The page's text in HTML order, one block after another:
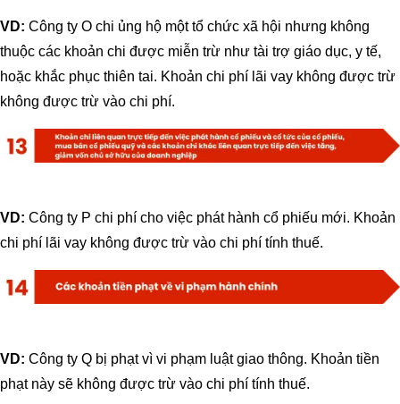
VD: Công ty O chi ủng hộ một tổ chức xã hội nhưng không
thuộc các khoản chi được miễn trừ như tài trợ giáo dục, y tế,
hoặc khắc phục thiên tai. Khoản chi phí lãi vay không được trừ
không được trừ vào chi phí.
VD: Công ty P chi phí cho việc phát hành cổ phiếu mới. Khoản
chi phí lãi vay không được trừ vào chi phí tính thuế.
VD: Công ty Q bị phạt vì vi phạm luật giao thông. Khoản tiền
phạt này sẽ không được trừ vào chi phí tính thuế.